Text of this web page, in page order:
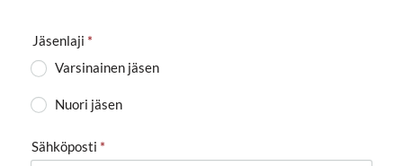
Jäsenlaji *
Varsinainen jäsen
Nuori jäsen
Sähköposti *